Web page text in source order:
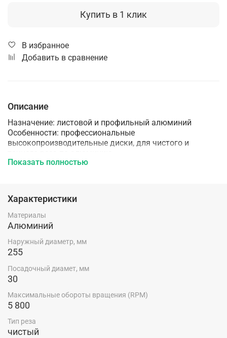
Купить в 1 клик
В избранное
Добавить в сравнение
Описание
Назначение: листовой и профильный алюминий
Особенности: профессиональные
высокопроизводительные диски, для чистого и
Показать полностью
Характеристики
Материалы
Алюминий
Наружный диаметр, мм
255
Посадочный диамет, мм
30
Максимальные обороты вращения (RPM)
5 800
Тип реза
чистый